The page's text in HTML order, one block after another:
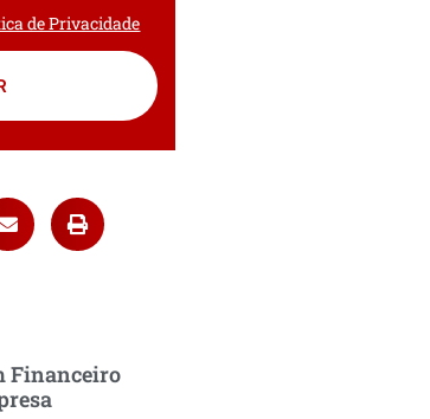
de Privacidade
Financeiro